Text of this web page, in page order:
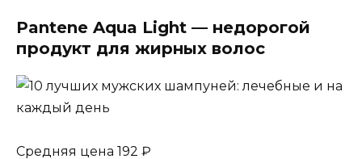
Pantene Aqua Light — недорогой
продукт для жирных волос
Средняя цена 192 ₽